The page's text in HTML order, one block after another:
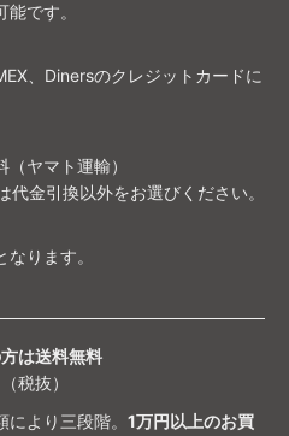
です。
、Dinersのクレジットカードに
ヤマト運輸）
金引換以外をお選びください。
ります。
は送料無料
税抜）
より三段階。 1万円以上のお買